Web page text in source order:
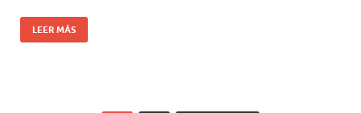
LEER MÁS